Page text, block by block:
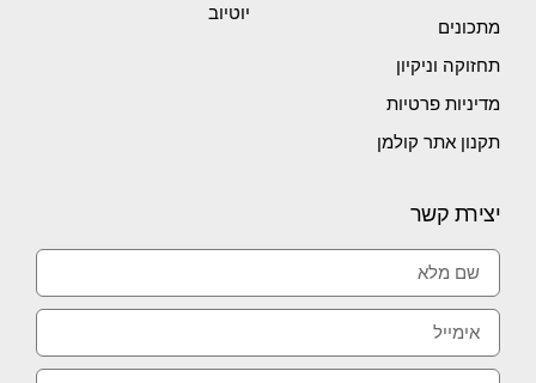
מתכונים
תחזוקה וניקיון
מדיניות פרטיות
תקנון אתר קולמן
יוטיוב
יצירת קשר